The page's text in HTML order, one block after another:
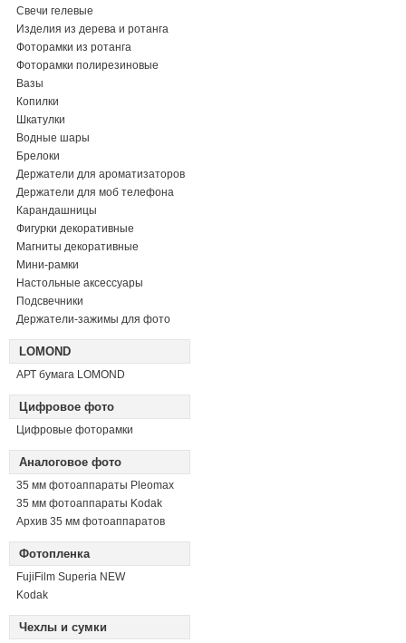
Свечи гелевые
Изделия из дерева и ротанга
Фоторамки из ротанга
Фоторамки полирезиновые
Вазы
Копилки
Шкатулки
Водные шары
Брелоки
Держатели для ароматизаторов
Держатели для моб телефона
Карандашницы
Фигурки декоративные
Магниты декоративные
Мини-рамки
Настольные аксессуары
Подсвечники
Держатели-зажимы для фото
LOMOND
АРТ бумага LOMOND
Цифровое фото
Цифровые фоторамки
Аналоговое фото
35 мм фотоаппараты Pleomax
35 мм фотоаппараты Kodak
Архив 35 мм фотоаппаратов
Фотопленка
FujiFilm Superia NEW
Kodak
Чехлы и сумки